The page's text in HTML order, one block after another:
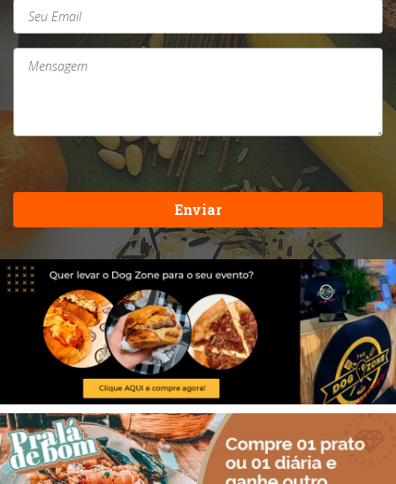
Enviar